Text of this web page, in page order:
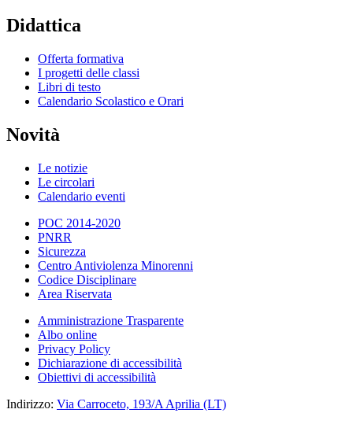
Didattica
Offerta formativa
I progetti delle classi
Libri di testo
Calendario Scolastico e Orari
Novità
Le notizie
Le circolari
Calendario eventi
POC 2014-2020
PNRR
Sicurezza
Centro Antiviolenza Minorenni
Codice Disciplinare
Area Riservata
Amministrazione Trasparente
Albo online
Privacy Policy
Dichiarazione di accessibilità
Obiettivi di accessibilità
Indirizzo: Via Carroceto, 193/A Aprilia (LT)